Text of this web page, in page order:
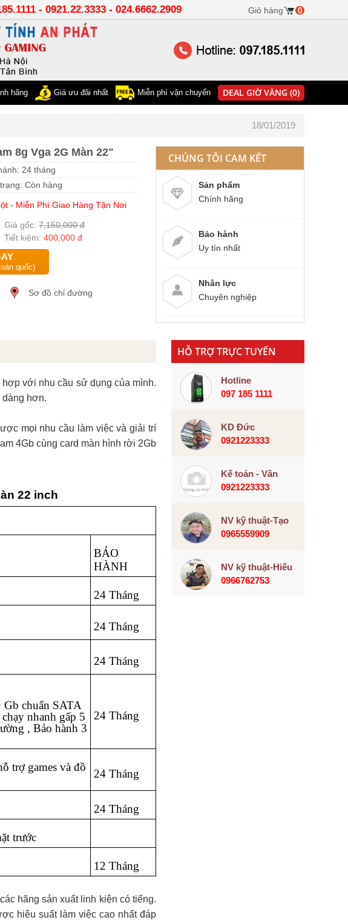
DEAL GIỜ VÀNG (0)
hãng Giá ưu đãi nhất Miễn phí vận chuyển
18/01/2019
8g Vga 2G Màn 22"
24 tháng
Còn hàng
- Miễn Phí Giao Hàng Tận Nơi
Giá gốc: 7,150,000 đ
Tiết kiệm: 400,000 đ
quốc)
Sơ đồ chỉ đường
CHÚNG TÔI CAM KẾT
Sản phẩm
Chính hãng
Bảo hành
Uy tín nhất
Nhân lực
Chuyên nghiệp
với nhu cầu sử dụng của mình.
dàng hơn.
mọi nhu cầu làm việc và giải trí
4Gb cùng card màn hình rời 2Gb
22 inch
BẢO
HÀNH
24 Tháng
24 Tháng
24 Tháng
chuẩn SATA
nhanh gấp 5
, Bảo hành 3
24 Tháng
trợ games và đồ
24 Tháng
24 Tháng
trước
12 Tháng
hãng sản xuất linh kiện có tiếng.
hiệu suất làm việc cao nhất đáp
HỖ TRỢ TRỰC TUYẾN
Hotline
097 185 1111
KD Đức
0921223333
Kế toán - Vân
0921223333
NV kỹ thuật-Tạo
0965559909
NV kỹ thuật-Hiếu
0966762753
0
Giỏ hàng
- 0921.22.3333 - 024.6662.2909